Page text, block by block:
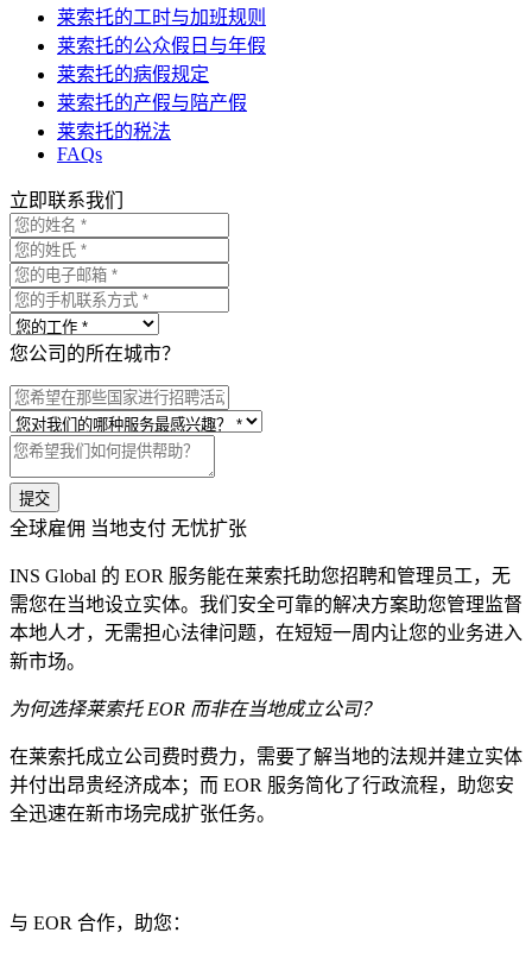
莱索托的工时与加班规则
莱索托的公众假日与年假
莱索托的病假规定
莱索托的产假与陪产假
莱索托的税法
FAQs
立即联系我们
您公司的所在城市？
提交
全球雇佣 当地支付 无忧扩张
INS Global 的 EOR 服务能在莱索托助您招聘和管理员工，无
需您在当地设立实体。我们安全可靠的解决方案助您管理监督
本地人才，无需担心法律问题，在短短一周内让您的业务进入
新市场。
为何选择莱索托 EOR 而非在当地成立公司？
在莱索托成立公司费时费力，需要了解当地的法规并建立实体
并付出昂贵经济成本；而 EOR 服务简化了行政流程，助您安
全迅速在新市场完成扩张任务。
与 EOR 合作，助您：